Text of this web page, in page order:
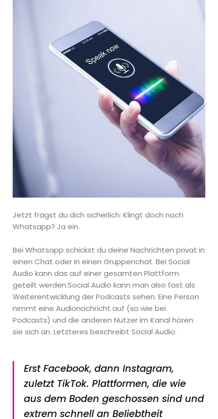
Jetzt fragst du dich sicherlich: Klingt doch nach
Whatsapp? Ja ein.
Bei Whatsapp schickst du deine Nachrichten privat in
einen Chat oder in einen Gruppenchat. Bei Social
Audio kann das auf einer gesamten Plattform
geteilt werden.Social Audio kann man also fast als
Weiterentwicklung der Podcasts sehen. Eine Person
nimmt eine Audionachricht auf (so wie bei
Podcasts) und die anderen Nutzer im Kanal hören
sie sich an. Letzteres beschreibt Social Audio.
Erst Facebook, dann Instagram,
zuletzt TikTok. Plattformen, die wie
aus dem Boden geschossen sind und
extrem schnell an Beliebtheit